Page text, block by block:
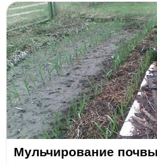
Мульчирование